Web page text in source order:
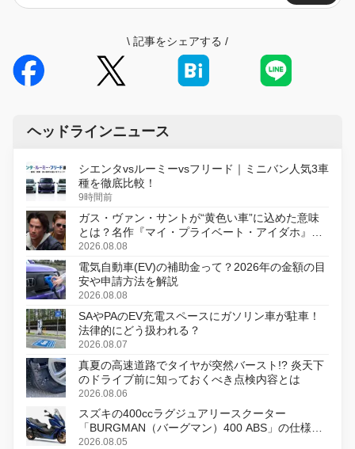
\ 記事をシェアする /
ヘッドラインニュース
シエンタvsルーミーvsフリード｜ミニバン人気3車
種を徹底比較！
9時間前
ガス・ヴァン・サントが“黄色い車”に込めた意味
とは？名作『マイ・プライベート・アイダホ』が
初のデジタルリマスター版で復活
2026.08.08
電気自動車(EV)の補助金って？2026年の金額の目
安や申請方法を解説
2026.08.08
SAやPAのEV充電スペースにガソリン車が駐車！
法律的にどう扱われる？
2026.08.07
真夏の高速道路でタイヤが突然バースト!? 炎天下
のドライブ前に知っておくべき点検内容とは
2026.08.06
スズキの400ccラグジュアリースクーター
「BURGMAN（バーグマン）400 ABS」の仕様を
変更し、8月18日に発売
2026.08.05